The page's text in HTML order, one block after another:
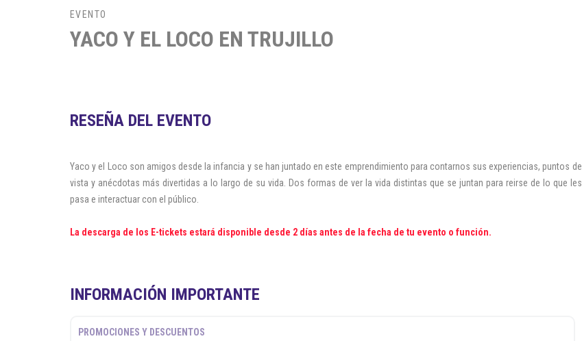
EVENTO
YACO Y EL LOCO EN TRUJILLO
RESEÑA DEL EVENTO
Yaco y el Loco son amigos desde la infancia y se han juntado en este emprendimiento para contarnos sus experiencias, puntos de
vista y anécdotas más divertidas a lo largo de su vida. Dos formas de ver la vida distintas que se juntan para reirse de lo que les
pasa e interactuar con el público.
La descarga de los E-tickets estará disponible desde 2 días antes de la fecha de tu evento o función.
INFORMACIÓN IMPORTANTE
PROMOCIONES Y DESCUENTOS